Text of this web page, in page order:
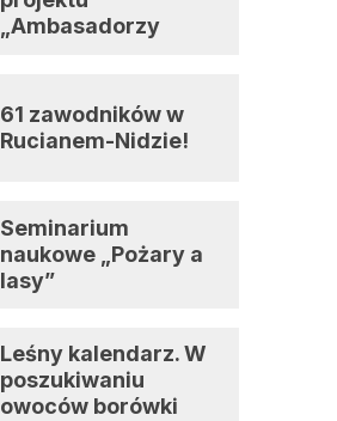
„Ambasadorzy
61 zawodników w
Rucianem-Nidzie!
Seminarium
naukowe „Pożary a
lasy”
Leśny kalendarz. W
poszukiwaniu
owoców borówki